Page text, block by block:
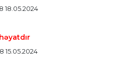
18.05.2024
15.05.2024